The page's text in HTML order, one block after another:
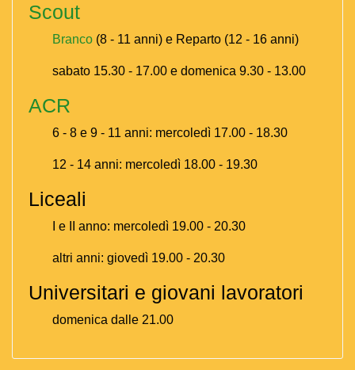
Scout
Branco (8 - 11 anni) e Reparto (12 - 16 anni)
sabato 15.30 - 17.00 e domenica 9.30 - 13.00
ACR
6 - 8 e 9 - 11 anni: mercoledì 17.00 - 18.30
12 - 14 anni: mercoledì 18.00 - 19.30
Liceali
I e II anno: mercoledì 19.00 - 20.30
altri anni: giovedì 19.00 - 20.30
Universitari e giovani lavoratori
domenica dalle 21.00